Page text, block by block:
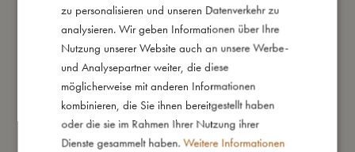
So kannst Du mich pflegen
Meine Daten
ENGLISH
GERMAN
zu personalisieren und unseren Datenverkehr zu
analysieren. Wir geben Informationen über Ihre
Nutzung unserer Website auch an unsere Werbe-
und Analysepartner weiter, die diese
möglicherweise mit anderen Informationen
kombinieren, die Sie ihnen bereitgestellt haben
oder die sie im Rahmen Ihrer Nutzung ihrer
Dienste gesammelt haben. Weitere Informationen